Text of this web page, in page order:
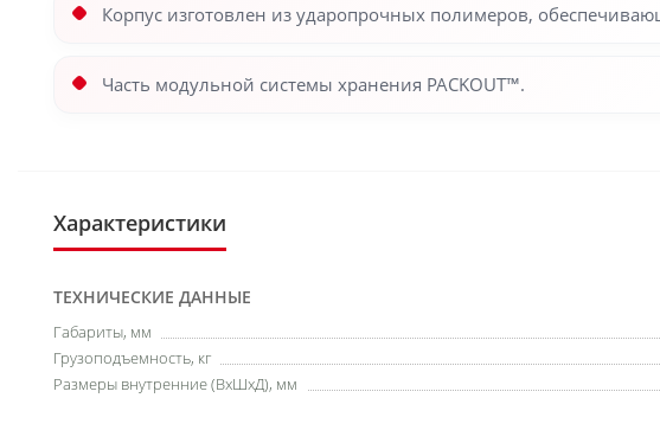
Корпус изготовлен из ударопрочных полимеров,
Часть модульной системы хранения PACKOUT™.
Характеристики
ТЕХНИЧЕСКИЕ ДАННЫЕ
Габариты, мм
Грузоподъемность, кг
Размеры внутренние (ВхШхД), мм